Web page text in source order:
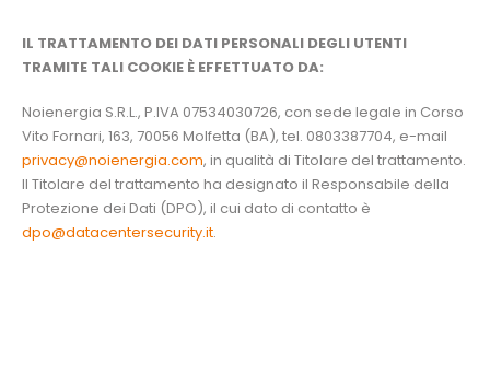
IL TRATTAMENTO DEI DATI PERSONALI DEGLI UTENTI
TRAMITE TALI COOKIE È EFFETTUATO DA:
Noienergia S.R.L., P.IVA 07534030726, con sede legale in Corso
Vito Fornari, 163, 70056 Molfetta (BA), tel. 0803387704, e-mail
privacy@noienergia.com, in qualità di Titolare del trattamento.
Il Titolare del trattamento ha designato il Responsabile della
Protezione dei Dati (DPO), il cui dato di contatto è
dpo@datacentersecurity.it.